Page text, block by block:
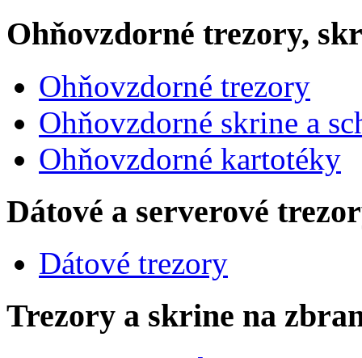
Ohňovzdorné trezory,
Ohňovzdorné trezory
Ohňovzdorné skrine a
Ohňovzdorné kartotéky
Dátové a serverové
Dátové trezory
Trezory a skrine na